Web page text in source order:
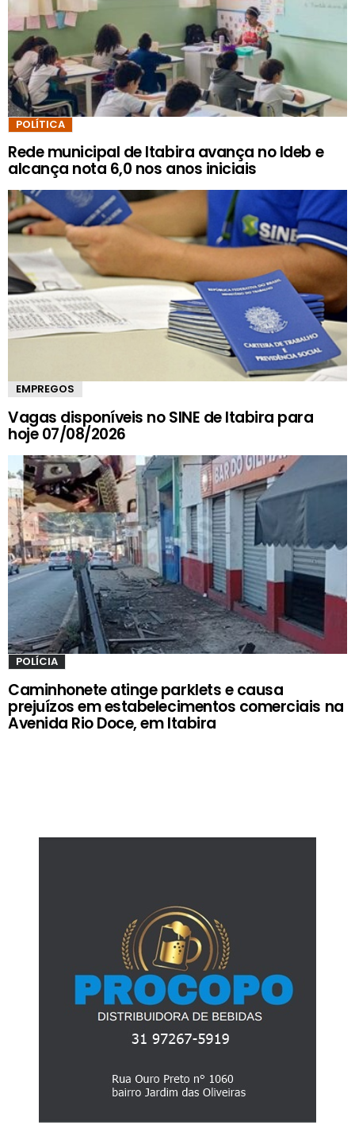
POLÍTICA
Rede municipal de Itabira avança no Ideb e
alcança nota 6,0 nos anos iniciais
EMPREGOS
Vagas disponíveis no SINE de Itabira para
hoje 07/08/2026
POLÍCIA
Caminhonete atinge parklets e causa
prejuízos em estabelecimentos comerciais na
Avenida Rio Doce, em Itabira